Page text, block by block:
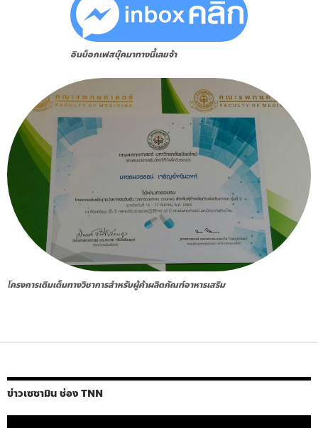
อินบ็อกเฟสบุ๊คมาทางนี้เลยจ้า
โครงการเติมเต็มทางวิชาการสำหรับผู้ค้าผลิตภัณฑ์อาหารเสริม
ข่าวเซซามิน ช่อง TNN
ตัว